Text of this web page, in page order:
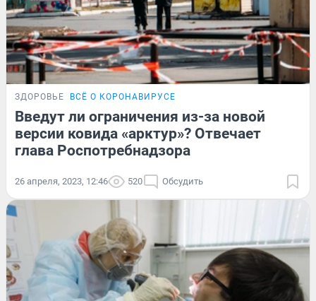
ЗДОРОВЬЕ ВСЁ О КОРОНАВИРУСЕ
Введут ли ограничения из-за новой
версии ковида «арктур»? Отвечает
глава Роспотребнадзора
26 апреля, 2023, 12:46 520 Обсудить